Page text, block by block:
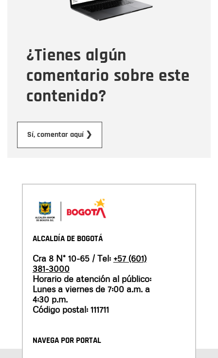
¿Tienes algún
comentario sobre este
contenido?
Sí, comentar aquí ❯
Tipo de comentario
Mensaje
ALCALDÍA DE BOGOTÁ
Cra 8 N° 10-65 / Tel: +57 (601)
381-3000
Horario de atención al público:
Lunes a viernes de 7:00 a.m. a
4:30 p.m.
Código postal: 111711
NAVEGA POR PORTAL